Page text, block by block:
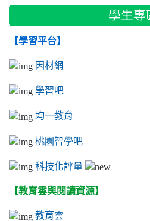
學生專
【學習平台】
因材網
學習吧
均一教育
桃園智學吧
科技化評量
【教育雲與閱讀資源】
教育雲